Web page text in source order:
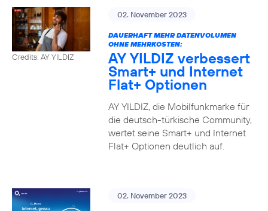
Credits: AY YILDIZ
02. November 2023
DAUERHAFT MEHR DATENVOLUMEN
OHNE MEHRKOSTEN:
AY YILDIZ verbessert
Smart+ und Internet
Flat+ Optionen
AY YILDIZ, die Mobilfunkmarke für
die deutsch-türkische Community,
wertet seine Smart+ und Internet
Flat+ Optionen deutlich auf.
02. November 2023